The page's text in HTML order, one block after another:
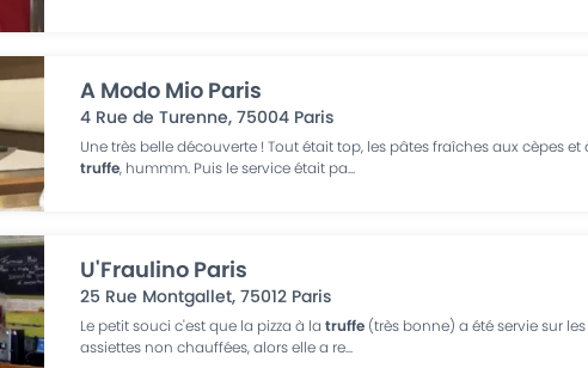
A Modo Mio Paris
4 Rue de Turenne,75004 Paris
Une très belle découverte ! Tout était top, les pâtes fraîches aux cèpes et
truffe, hummm. Puis le service était pa...
U'Fraulino Paris
25 Rue Montgallet,75012 Paris
Le petit souci c'est que la pizza à latruffe (très bonne) a été servie sur les
assiettes non chauffées, alors elle a re...